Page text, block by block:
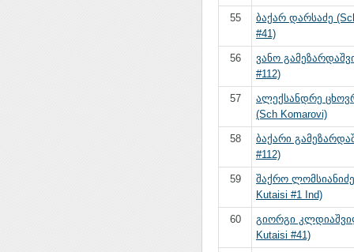
55
ბაქარ დარსაძე
#41)
56
ვანო
#112)
57
ალექსანდრე
(Sch Komarovi)
58
ბაქარი
#112)
59
შაქრო
Kutaisi #1 Ind)
60
გიორგი
Kutaisi #41)